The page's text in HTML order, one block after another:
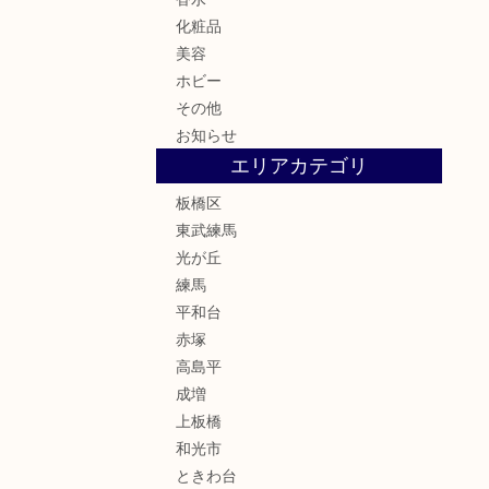
化粧品
美容
ホビー
その他
お知らせ
エリアカテゴリ
板橋区
東武練馬
光が丘
練馬
平和台
赤塚
高島平
成増
上板橋
和光市
ときわ台